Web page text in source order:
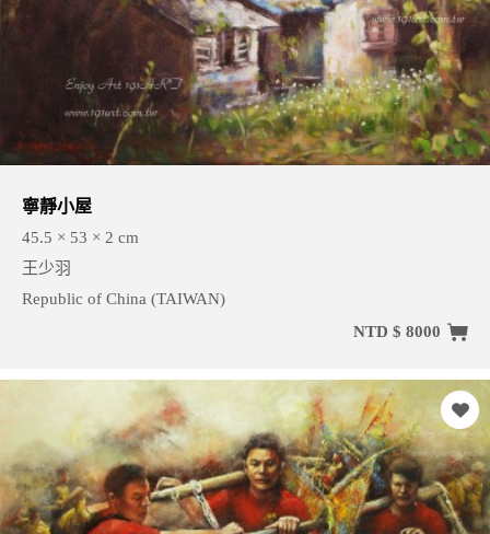
寧靜小屋
45.5 × 53 × 2 cm
王少羽
Republic of China (TAIWAN)
NTD $ 8000